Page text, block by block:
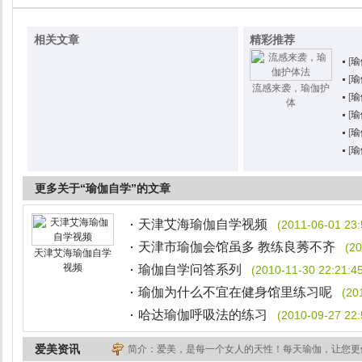
相关文章 精彩推荐
流感来袭，瑜伽护
体
[
[
[
[
[
[
更多关于“瑜伽自学”的文章
天津艾海瑜伽自学
视频
天津艾海瑜伽自学视频 (2011-06-01
天津市瑜伽会馆虽多 教练良莠不齐
瑜伽自学问答系列 (2010-11-30
瑜伽为什么不宜在健身馆里练习呢
哈达瑜伽呼吸法的练习 (2010-09-27
爱美资讯 简介：爱美，是每一个女人的天性！每天瑜伽，让您